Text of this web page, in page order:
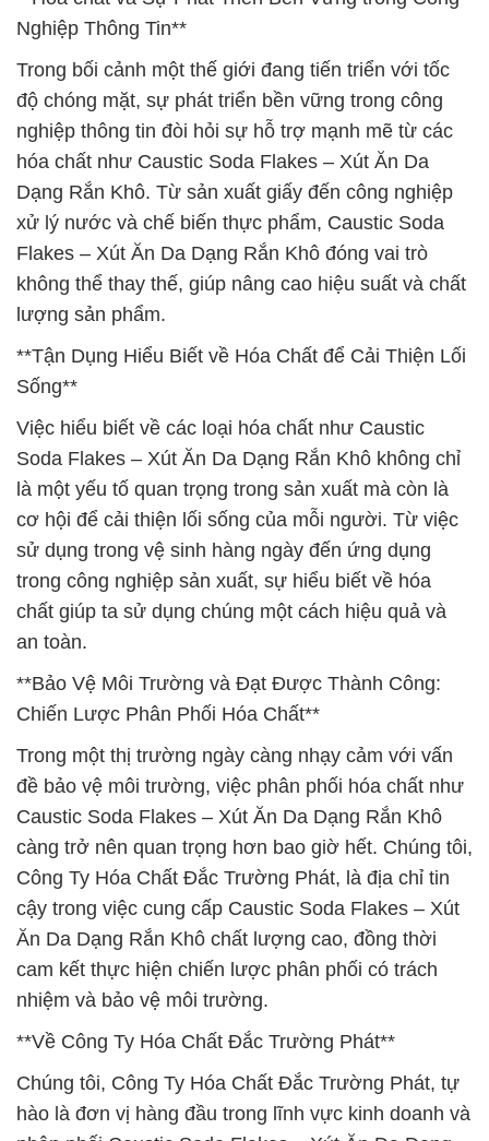
Nghiệp Thông Tin**
Trong bối cảnh một thế giới đang tiến triển với tốc
độ chóng mặt, sự phát triển bền vững trong công
nghiệp thông tin đòi hỏi sự hỗ trợ mạnh mẽ từ các
hóa chất như Caustic Soda Flakes – Xút Ăn Da
Dạng Rắn Khô. Từ sản xuất giấy đến công nghiệp
xử lý nước và chế biến thực phẩm, Caustic Soda
Flakes – Xút Ăn Da Dạng Rắn Khô đóng vai trò
không thể thay thế, giúp nâng cao hiệu suất và chất
lượng sản phẩm.
**Tận Dụng Hiểu Biết về Hóa Chất để Cải Thiện Lối
Sống**
Việc hiểu biết về các loại hóa chất như Caustic
Soda Flakes – Xút Ăn Da Dạng Rắn Khô không chỉ
là một yếu tố quan trọng trong sản xuất mà còn là
cơ hội để cải thiện lối sống của mỗi người. Từ việc
sử dụng trong vệ sinh hàng ngày đến ứng dụng
trong công nghiệp sản xuất, sự hiểu biết về hóa
chất giúp ta sử dụng chúng một cách hiệu quả và
an toàn.
**Bảo Vệ Môi Trường và Đạt Được Thành Công:
Chiến Lược Phân Phối Hóa Chất**
Trong một thị trường ngày càng nhạy cảm với vấn
đề bảo vệ môi trường, việc phân phối hóa chất như
Caustic Soda Flakes – Xút Ăn Da Dạng Rắn Khô
càng trở nên quan trọng hơn bao giờ hết. Chúng tôi,
Công Ty Hóa Chất Đắc Trường Phát, là địa chỉ tin
cậy trong việc cung cấp Caustic Soda Flakes – Xút
Ăn Da Dạng Rắn Khô chất lượng cao, đồng thời
cam kết thực hiện chiến lược phân phối có trách
nhiệm và bảo vệ môi trường.
**Về Công Ty Hóa Chất Đắc Trường Phát**
Chúng tôi, Công Ty Hóa Chất Đắc Trường Phát, tự
hào là đơn vị hàng đầu trong lĩnh vực kinh doanh và